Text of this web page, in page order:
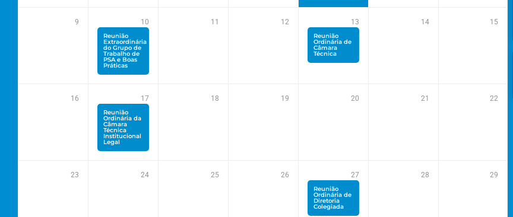
9 10
Reunião
Extraordinária
do Grupo de
Trabalho de
PSA e Boas
Práticas
11 12 13
Reunião
Ordinária de
Câmara
Técnica
14 15
16 17
Reunião
Ordinária da
Câmara
Técnica
Institucional
Legal
18 19 20 21 22
23 24 25 26 27
Reunião
Ordinária de
Diretoria
Colegiada
28 29